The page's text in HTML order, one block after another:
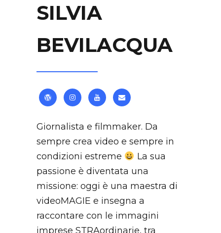
SILVIA
BEVILACQUA
Giornalista e filmmaker. Da
sempre crea video e sempre in
condizioni estreme
La sua
passione è diventata una
missione: oggi è una maestra di
videoMAGIE e insegna a
raccontare con le immagini
imprese STRAordinarie, tra